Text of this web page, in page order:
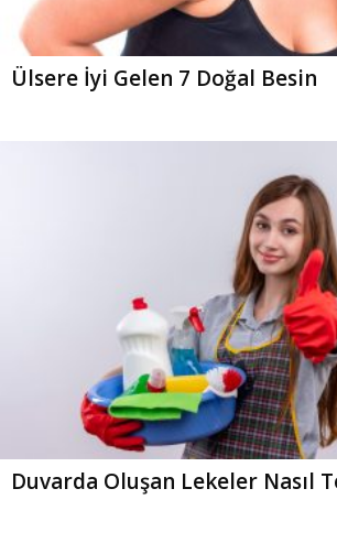
Ülsere İyi Gelen 7 Doğal Besin
Duvarda Oluşan Lekeler Nasıl